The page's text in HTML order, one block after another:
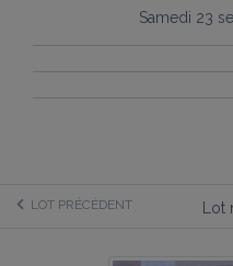
Samedi 23
LOT PRÉCÉDENT Lot